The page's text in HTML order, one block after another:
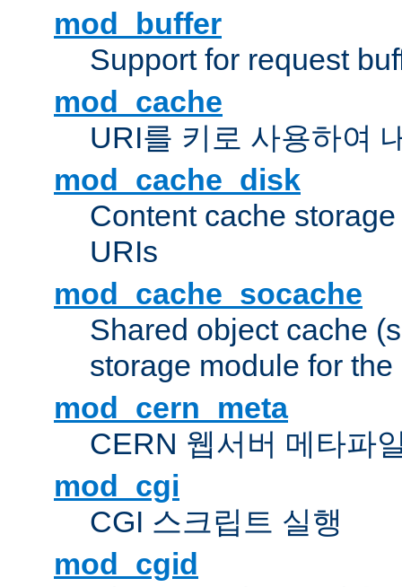
mod_buffer
Support for request
mod_cache
URI를 키로 사용하여
mod_cache_disk
Content cache
URIs
mod_cache_socache
Shared object cache
storage module for
mod_cern_meta
CERN 웹서버 메타파
mod_cgi
CGI 스크립트 실행
mod_cgid